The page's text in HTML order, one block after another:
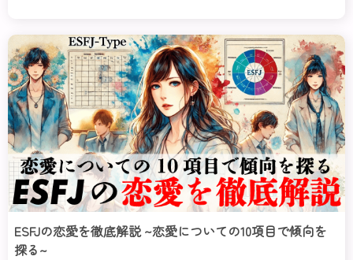
ESFJの恋愛を徹底解説 ~恋愛についての10項目で傾向を
探る~